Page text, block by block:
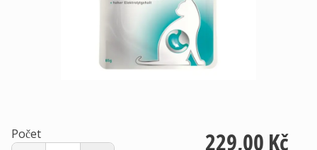
Počet 229,00 Kč